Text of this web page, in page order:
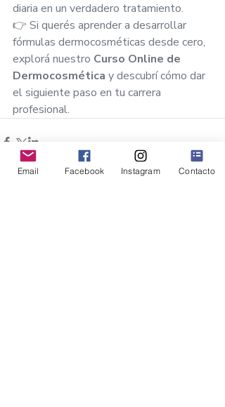
diaria en un verdadero tratamiento.
👉 Si querés aprender a desarrollar
fórmulas dermocosméticas desde cero,
explorá nuestro Curso Online de
Dermocosmética y descubrí cómo dar
el siguiente paso en tu carrera
profesional.
Email Facebook Instagram Contacto